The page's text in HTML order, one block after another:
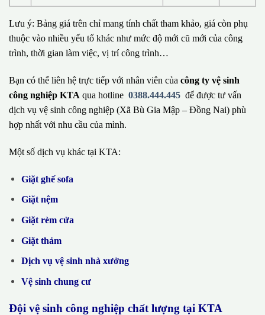
Lưu ý: Bảng giá trên chỉ mang tính chất tham khảo, giá còn phụ
thuộc vào nhiều yếu tố khác như mức độ mới cũ mới của công
trình, thời gian làm việc, vị trí công trình…
Bạn có thể liên hệ trực tiếp với nhân viên của công ty vệ sinh
công nghiệp KTA qua hotline 0388.444.445 để được tư vấn
dịch vụ vệ sinh công nghiệp (Xã Bù Gia Mập – Đồng Nai) phù
hợp nhất với nhu cầu của mình.
Một số dịch vụ khác tại KTA:
Giặt ghế sofa
Giặt nệm
Giặt rèm cửa
Giặt thảm
Dịch vụ vệ sinh nhà xưởng
Vệ sinh chung cư
Đội vệ sinh công nghiệp chất lượng tại KTA